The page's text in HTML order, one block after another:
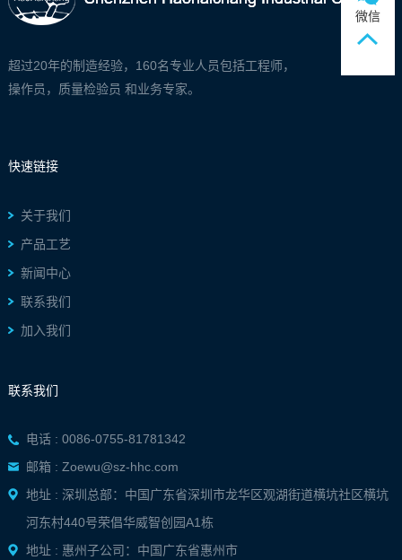
微信
超过20年的制造经验，160名专业人员包括工程师，
操作员，质量检验员 和业务专家。
快速链接
关于我们
产品工艺
新闻中心
联系我们
加入我们
联系我们
电话 : 0086-0755-81781342
邮箱 : Zoewu@sz-hhc.com
地址 : 深圳总部：中国广东省深圳市龙华区观湖街道横坑社区横坑
河东村440号荣倡华威智创园A1栋
地址 : 惠州子公司：中国广东省惠州市